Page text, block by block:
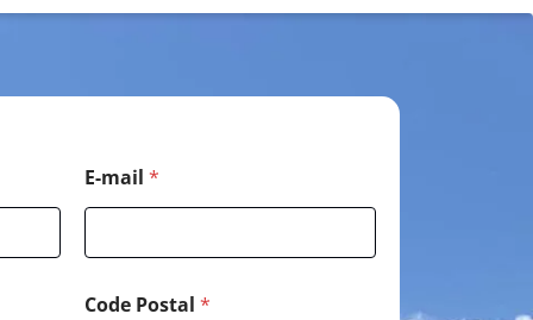
E-mail *
Code Postal *